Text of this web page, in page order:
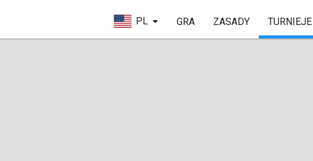
PL GRA ZASADY TURNIEJE